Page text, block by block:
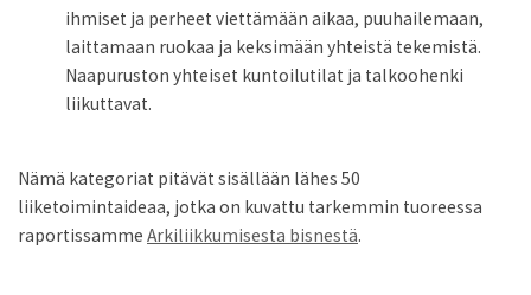
ihmiset ja perheet viettämään aikaa, puuhailemaan,
laittamaan ruokaa ja keksimään yh­teistä tekemistä.
Naapuruston yhteiset kuntoilutilat ja talkoohenki
liikuttavat.
Nämä kategoriat pitävät sisällään lähes 50
liiketoimintaideaa, jotka on kuvattu tarkemmin tuoreessa
raportissamme Arkiliikkumisesta bisnestä.